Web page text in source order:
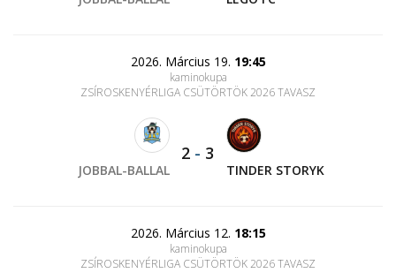
2026. Március 19. 19:45
kaminokupa
ZSÍROSKENYÉRLIGA CSÜTÖRTÖK 2026 TAVASZ
JOBBAL-BALLAL
2 - 3
TINDER STORYK
2026. Március 12. 18:15
kaminokupa
ZSÍROSKENYÉRLIGA CSÜTÖRTÖK 2026 TAVASZ